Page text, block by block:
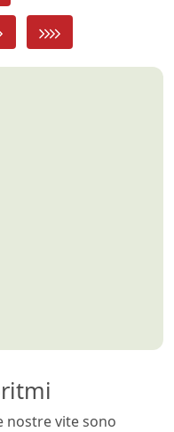
nostre vite sono